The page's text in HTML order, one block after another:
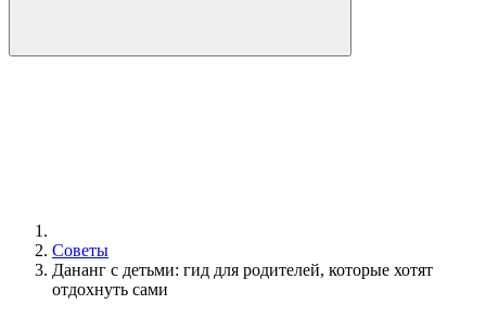
Советы
Дананг с детьми: гид для родителей, которые хотят
отдохнуть сами